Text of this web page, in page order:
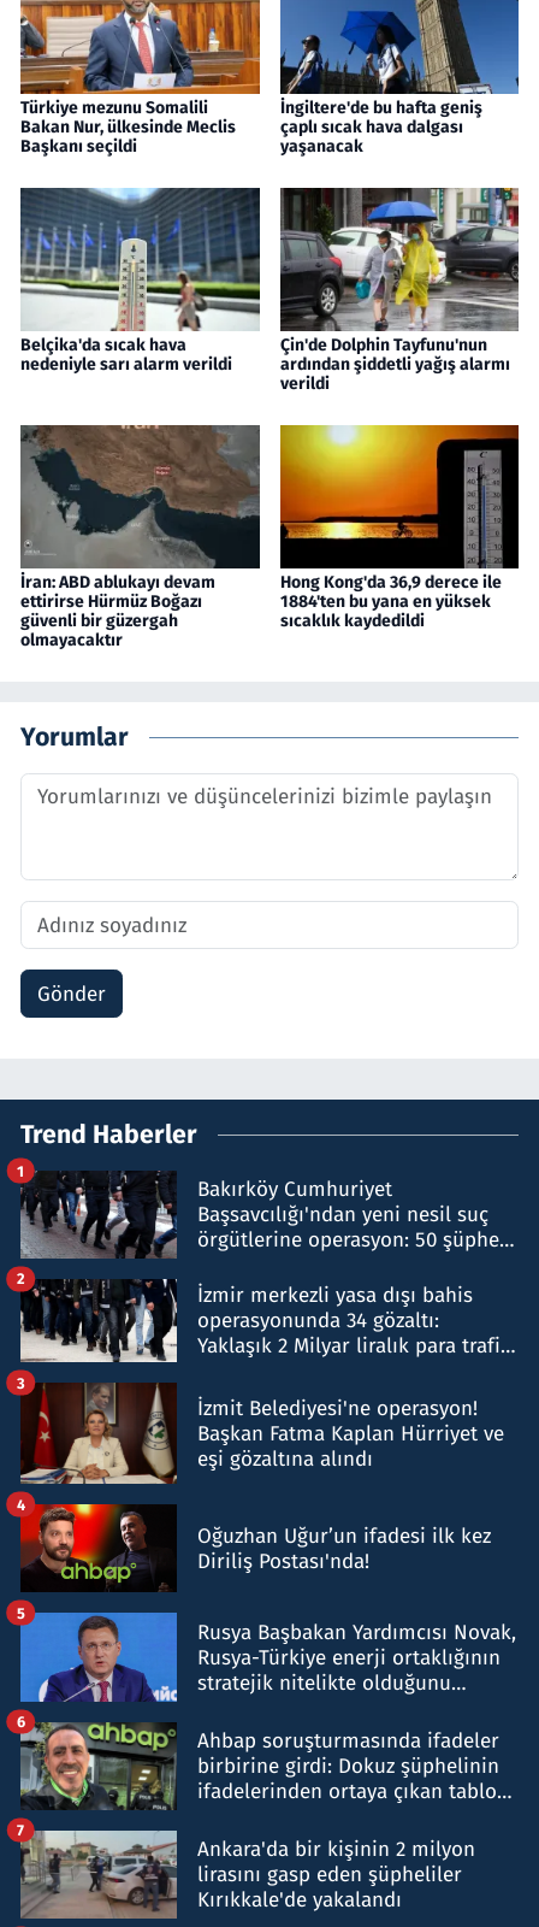
Türkiye mezunu Somalili
Bakan Nur, ülkesinde Meclis
Başkanı seçildi
İngiltere'de bu hafta geniş
çaplı sıcak hava dalgası
yaşanacak
Belçika'da sıcak hava
nedeniyle sarı alarm verildi
Çin'de Dolphin Tayfunu'nun
ardından şiddetli yağış alarmı
verildi
İran: ABD ablukayı devam
ettirirse Hürmüz Boğazı
güvenli bir güzergah
olmayacaktır
Hong Kong'da 36,9 derece ile
1884'ten bu yana en yüksek
sıcaklık kaydedildi
Yorumlar
Gönder
Trend Haberler
Bakırköy Cumhuriyet
Başsavcılığı'ndan yeni nesil suç
örgütlerine operasyon: 50 şüpheli
1
İzmir merkezli yasa dışı bahis
operasyonunda 34 gözaltı:
Yaklaşık 2 Milyar liralık para trafiği
2
İzmit Belediyesi'ne operasyon!
Başkan Fatma Kaplan Hürriyet ve
eşi gözaltına alındı
3
Oğuzhan Uğur’un ifadesi ilk kez
Diriliş Postası'nda!
4
Rusya Başbakan Yardımcısı Novak,
Rusya-Türkiye enerji ortaklığının
stratejik nitelikte olduğunu
5
Ahbap soruşturmasında ifadeler
birbirine girdi: Dokuz şüphelinin
ifadelerinden ortaya çıkan tablo
6
Ankara'da bir kişinin 2 milyon
lirasını gasp eden şüpheliler
Kırıkkale'de yakalandı
7